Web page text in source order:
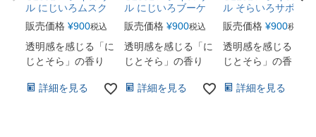
ル にじいろムスク
販売価格 ¥900税込
透明感を感じる「に
じとそら」の香り
詳細を見る
ル にじいろブーケ
販売価格 ¥900税込
透明感を感じる「に
じとそら」の香り
詳細を見る
ル そらいろサボン
販売価格 ¥900税込
透明感を感じる「に
じとそら」の香り
詳細を見る